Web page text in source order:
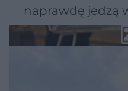
naprawdę jedzą